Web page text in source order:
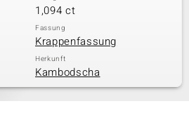
1,094 ct
Fassung
Krappenfassung
Herkunft
Kambodscha